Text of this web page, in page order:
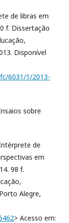
de libras em
f. Dissertação
Disponível
6031/1/2013-
sobre
de
em
98 f.
Alegre,
> Acesso em: